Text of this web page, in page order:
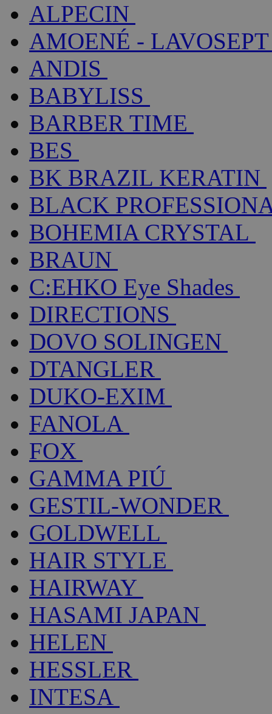
ALPECIN
AMOENÉ - LAVOSEPT
ANDIS
BABYLISS
BARBER TIME
BES
BK BRAZIL KERATIN
BLACK
BOHEMIA CRYSTAL
BRAUN
C:EHKO Eye Shades
DIRECTIONS
DOVO SOLINGEN
DTANGLER
DUKO-EXIM
FANOLA
FOX
GAMMA PIÚ
GESTIL-WONDER
GOLDWELL
HAIR STYLE
HAIRWAY
HASAMI JAPAN
HELEN
HESSLER
INTESA